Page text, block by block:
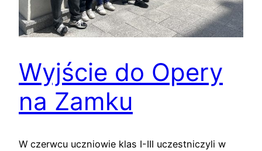
Wyjście do Opery
na Zamku
W czerwcu uczniowie klas I-III uczestniczyli w